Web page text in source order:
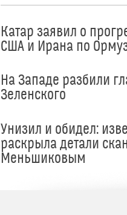
Катар заявил о
США и Ирана по
На Западе разбили
Зеленского
Унизил и обидел:
раскрыла детали
Меньшиковым